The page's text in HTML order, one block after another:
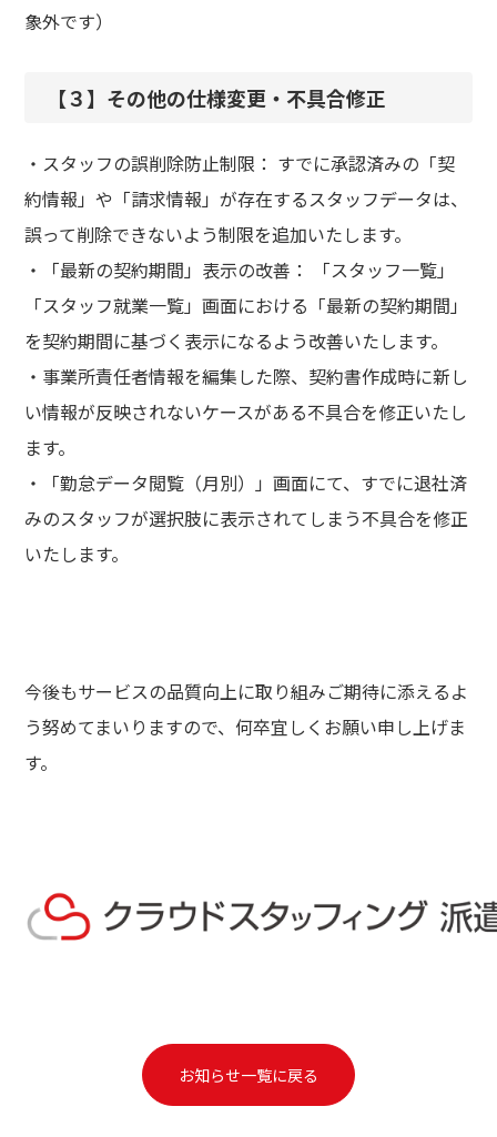
象外です）
【３】その他の仕様変更・不具合修正
・スタッフの誤削除防止制限： すでに承認済みの「契
約情報」や「請求情報」が存在するスタッフデータは、
誤って削除できないよう制限を追加いたします。
・「最新の契約期間」表示の改善： 「スタッフ一覧」
「スタッフ就業一覧」画面における「最新の契約期間」
を契約期間に基づく表示になるよう改善いたします。
・事業所責任者情報を編集した際、契約書作成時に新し
い情報が反映されないケースがある不具合を修正いたし
ます。
・「勤怠データ閲覧（月別）」画面にて、すでに退社済
みのスタッフが選択肢に表示されてしまう不具合を修正
いたします。
今後もサービスの品質向上に取り組みご期待に添えるよ
う努めてまいりますので、何卒宜しくお願い申し上げま
す。
お知らせ一覧に戻る